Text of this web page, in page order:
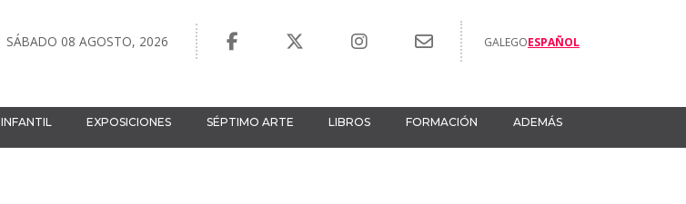
SÁBADO 08 AGOSTO, 2026 GALEGOESPAÑOL
INFANTIL EXPOSICIONES SÉPTIMO ARTE LIBROS FORMACIÓN ADEMÁS